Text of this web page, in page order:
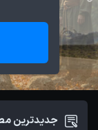
جدیدترین